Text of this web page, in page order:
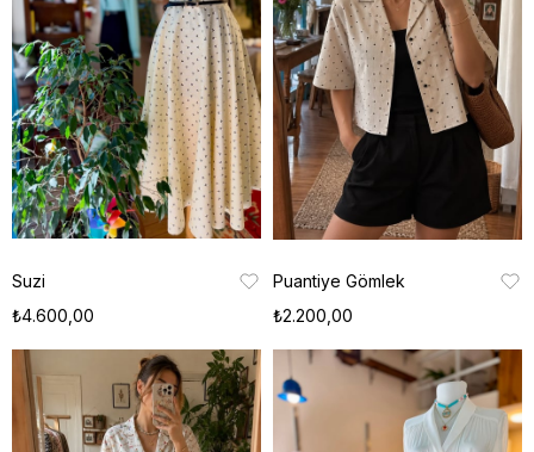
Suzi
₺4.600,00
Puantiye Gömlek
₺2.200,00